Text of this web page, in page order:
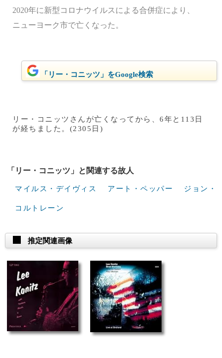
2020年に新型コロナウイルスによる合併症により、
ニューヨーク市で亡くなった。
「リー・コニッツ」をGoogle検索
リー・コニッツさんが亡くなってから、6年と113日
が経ちました。(2305日)
「リー・コニッツ」と関連する故人
マイルス・デイヴィス アート・ペッパー ジョン・
コルトレーン
推定関連画像